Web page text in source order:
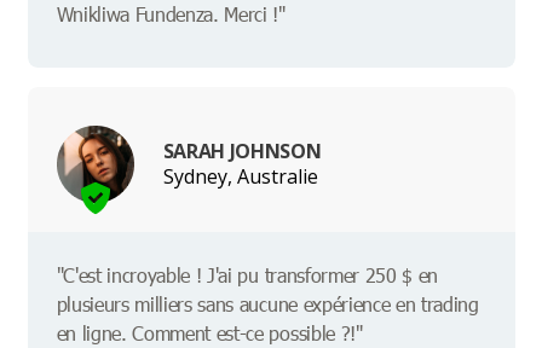
Wnikliwa Fundenza. Merci !"
SARAH JOHNSON
Sydney, Australie
"C'est incroyable ! J'ai pu transformer 250 $ en
plusieurs milliers sans aucune expérience en trading
en ligne. Comment est-ce possible ?!"